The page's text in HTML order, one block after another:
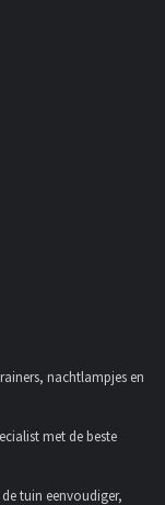
nachtlampjes en
met de beste
tuin eenvoudiger,